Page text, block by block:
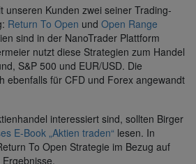
unseren Kunden zwei seiner Trading-
Return To Open und Open Range
sind in der NanoTrader Plattform
nutzt diese Strategien zum Handel
S&P 500 und EUR/USD. Die
ebenfalls für CFD und Forex angewandt
interessiert sind, sollten Birger
E-Book „Aktien traden“ lesen. In
To Open Strategie im Bezug auf